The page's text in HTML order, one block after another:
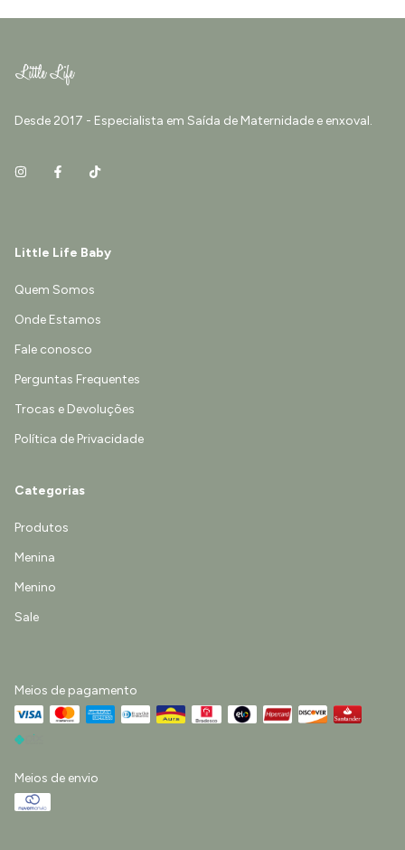
Desde 2017 - Especialista em Saída de Maternidade e enxoval.
Little Life Baby
Quem Somos
Onde Estamos
Fale conosco
Perguntas Frequentes
Trocas e Devoluções
Política de Privacidade
Categorias
Produtos
Menina
Menino
Sale
Meios de pagamento
Meios de envio